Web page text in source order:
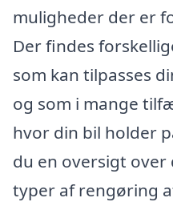
muligheder der er
Der findes
som kan tilpasses
og som i mange
hvor din bil holder
du en oversigt
typer af rengøring